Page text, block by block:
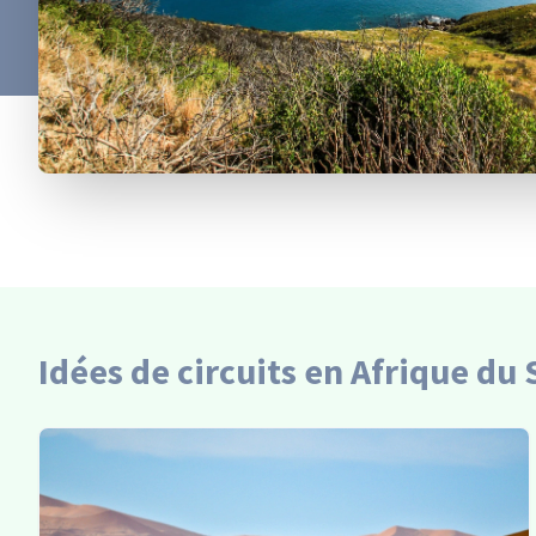
Idées de circuits en Afrique du